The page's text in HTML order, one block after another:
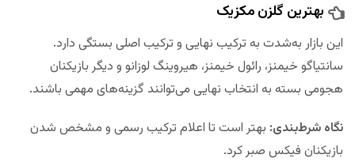
بهترین گلزن مکزیک
این بازار به‌شدت به ترکیب نهایی و ترکیب اصلی بستگی دارد.
سانتیاگو خیمنز، رائول خیمنز، هیروینگ لوزانو و دیگر بازیکنان
هجومی بسته به انتخاب نهایی می‌توانند گزینه‌های مهمی باشند.
نگاه شرط‌بندی: بهتر است تا اعلام ترکیب رسمی و مشخص شدن
بازیکنان فیکس صبر کرد.